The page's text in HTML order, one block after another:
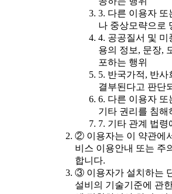
3. 다른 이용자 또
나 중상모략으로
4. 공공질서 및 미
용의 정보, 문장,
포하는 행위
5. 반국가적, 반
결부된다고 판단
6. 다른 이용자 또
기타 권리를 침해
7. 기타 관계 법령
② 이용자는 이 약관에
비스 이용안내 또는 주
합니다.
③ 이용자가 설치하는
설비의 기술기준에 관